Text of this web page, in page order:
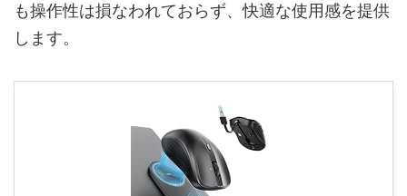
も操作性は損なわれておらず、快適な使用感を提供
します。